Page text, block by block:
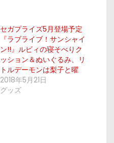
セガプライズ5月登場予定
『ラブライブ！サンシャイ
ン!!』ルビィの寝そべりク
ッション＆ぬいぐるみ、リ
トルデーモンは梨子と曜
2018年5月21日
グッズ